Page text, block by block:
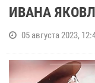
ИВАНА
05 августа 2023,